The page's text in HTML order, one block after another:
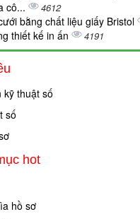
cô...
4612
bằng chất liệu giấy Bristol
thiết kế in ấn 4191
kỹ thuật số
số
hot
hồ sơ